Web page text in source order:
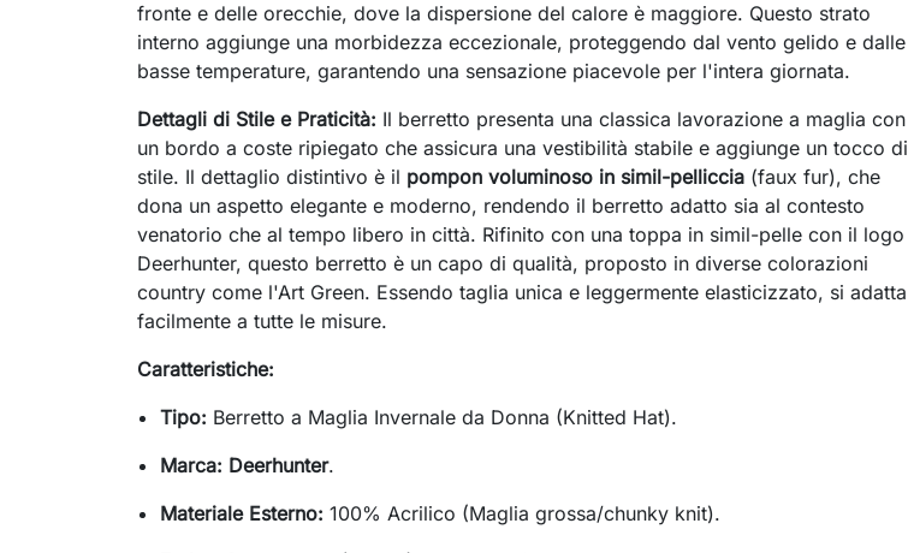
fronte e delle orecchie, dove la dispersione del calore è maggiore. Questo strato
interno aggiunge una morbidezza eccezionale, proteggendo dal vento gelido e dalle
basse temperature, garantendo una sensazione piacevole per l'intera giornata.
Dettagli di Stile e Praticità: Il berretto presenta una classica lavorazione a maglia con
un bordo a coste ripiegato che assicura una vestibilità stabile e aggiunge un tocco di
stile. Il dettaglio distintivo è il pompon voluminoso in simil-pelliccia (faux fur), che
dona un aspetto elegante e moderno, rendendo il berretto adatto sia al contesto
venatorio che al tempo libero in città. Rifinito con una toppa in simil-pelle con il logo
Deerhunter, questo berretto è un capo di qualità, proposto in diverse colorazioni
country come l'Art Green. Essendo taglia unica e leggermente elasticizzato, si adatta
facilmente a tutte le misure.
Caratteristiche:
Tipo: Berretto a Maglia Invernale da Donna (Knitted Hat).
Marca: Deerhunter.
Materiale Esterno: 100% Acrilico (Maglia grossa/chunky knit).